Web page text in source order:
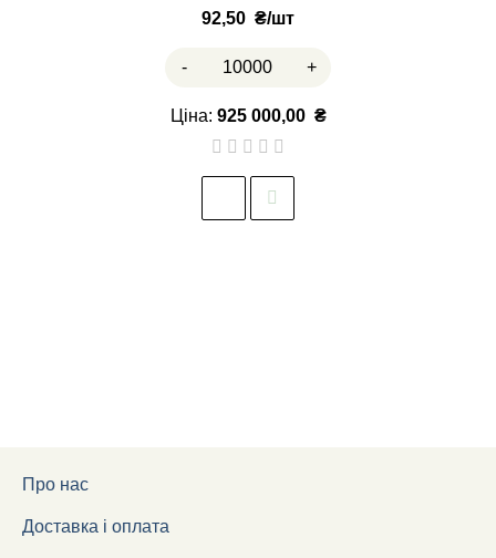
92,50 ₴
- +
Ціна: 925 000,00 ₴
Про нас
Доставка і оплата